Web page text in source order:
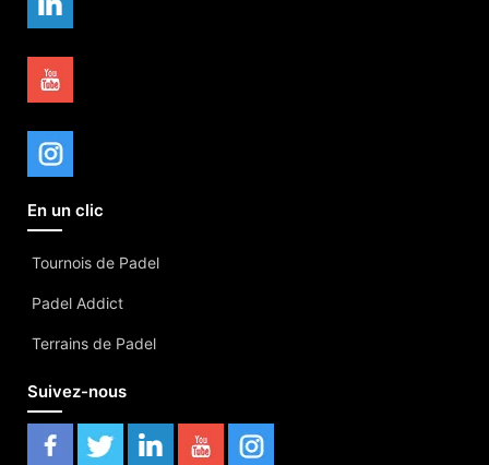
En un clic
Tournois de Padel
Padel Addict
Terrains de Padel
Suivez-nous